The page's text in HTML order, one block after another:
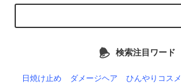
検索注目ワード
日焼け止め ダメージヘア ひんやりコスメ